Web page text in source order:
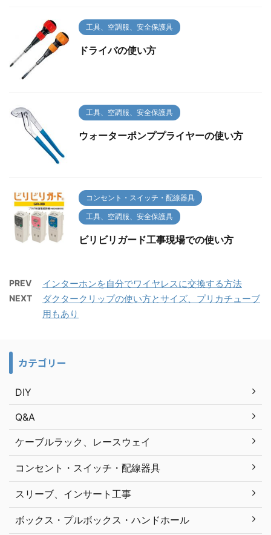
工具、空調服、安全保護具
ドライバの使い方
工具、空調服、安全保護具
ウォーターポンププライヤーの使い方
コンセント・スイッチ・配線器具
工具、空調服、安全保護具
ビリビリガード工事現場での使い方
PREV インターホンを自分でワイヤレスに交換する方法
NEXT
ダクタークリップの使い方とサイズ、プリカチューブ
用もあり
カテゴリー
DIY
Q&A
ケーブルラック、レースウェイ
コンセント・スイッチ・配線器具
スリーブ、インサート工事
ボックス・プルボックス・ハンドホール